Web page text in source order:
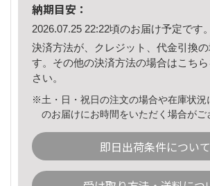
納期目安：
2026.07.25 22:22頃のお届け予定です。
決済方法が、クレジット、代金引換
す。その他の決済方法の場合はこちら
さい。
※土・日・祝日の注文の場合や在庫状況
のお届けにお時間をいただく場合がご
即日出荷条件について